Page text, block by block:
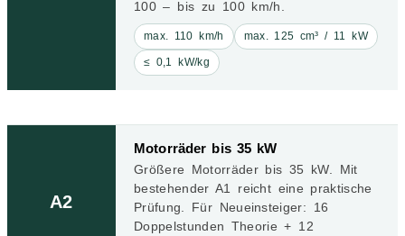
100 – bis zu 100 km/h.
max. 110 km/h max. 125 cm³ / 11 kW
≤ 0,1 kW/kg
A2
Motorräder bis 35 kW
Größere Motorräder bis 35 kW. Mit
bestehender A1 reicht eine praktische
Prüfung. Für Neueinsteiger: 16
Doppelstunden Theorie + 12